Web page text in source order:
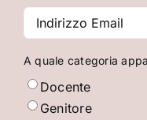
Indirizzo
Email*
A quale categoria
Docente
Genitore